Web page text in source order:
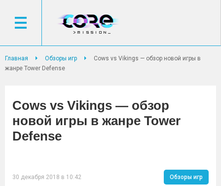
Главная Обзоры игр
Cows vs Vikings — обзор новой игры в
жанре Tower Defense
Cows vs Vikings — обзор
новой игры в жанре Tower
Defense
30 декабря 2018 в 10:42 Обзоры игр